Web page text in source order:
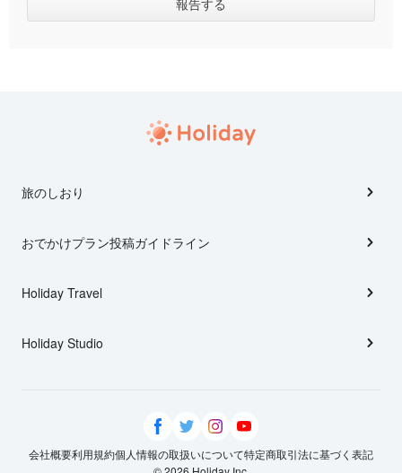
旅のしおり
おでかけプラン投稿ガイドライン
Holiday Travel
Holiday Studio
会社概要利用規約個人情報の取扱いについて特定商取引法に基づく表記